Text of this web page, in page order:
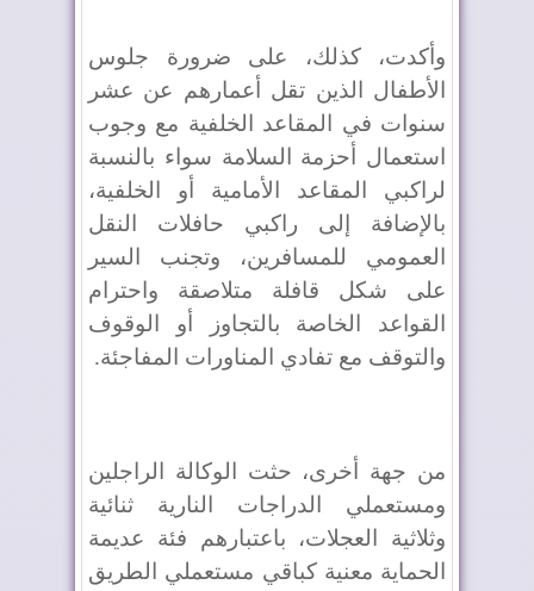
وأكدت، كذلك، على ضرورة جلوس
الأطفال الذين تقل أعمارهم عن عشر
سنوات في المقاعد الخلفية مع وجوب
استعمال أحزمة السلامة سواء بالنسبة
لراكبي المقاعد الأمامية أو الخلفية،
بالإضافة إلى راكبي حافلات النقل
العمومي للمسافرين، وتجنب السير
على شكل قافلة متلاصقة واحترام
القواعد الخاصة بالتجاوز أو الوقوف
والتوقف مع تفادي المناورات المفاجئة.
من جهة أخرى، حثت الوكالة الراجلين
ومستعملي الدراجات النارية ثنائية
وثلاثية العجلات، باعتبارهم فئة عديمة
الحماية معنية كباقي مستعملي الطريق